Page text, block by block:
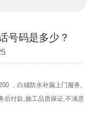
号码是多少？
，白城防水补漏上门服务,
后付款,施工品质保证,不满意